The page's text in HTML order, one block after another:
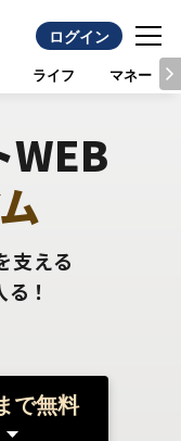
ログイン
ライフ マネー
WEB
支える
！
で無料